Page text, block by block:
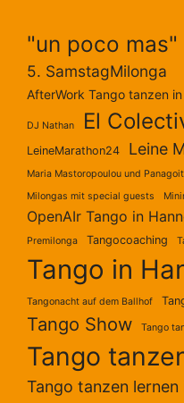
"un poco mas"
5. SamstagMilonga
AfterWork Tango tanzen
DJ Nathan El
LeineMarathon24 Leine
Maria Mastoropoulou und
Milongas mit special guests
OpenAIr Tango in
Premilonga
Tangocoaching
Tango in
Tangonacht auf dem Ballhof
Tango Show Tango
Tango
Tango tanzen lernen